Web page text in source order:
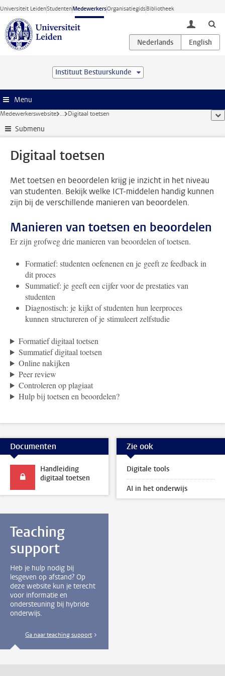
Ga direct naar de inhoud
Universiteit LeidenStudentenMedewerkersOrganisatiegidsBibliotheek
toggle
Instituut Bestuurskunde
Menu
Medewerkerswebsite ... Digitaal toetsen
Submenu
Digitaal toetsen
Met toetsen en beoordelen krijg je inzicht in het niveau
van studenten. Bekijk welke ICT-middelen handig kunnen
zijn bij de verschillende manieren van beoordelen.
Manieren van toetsen en beoordelen
Er zijn grofweg drie manieren van beoordelen of toetsen.
Formatief: studenten oefenenen en je geeft ze feedback in
dit proces
Summatief: je geeft een cijfer voor de prestaties van
studenten
Diagnostisch: je kijkt of studenten hun leerproces
kunnen structureren of je stimuleert zelfstudie
Formatief digitaal toetsen
Summatief digitaal toetsen
Online nakijken
Peer review
Controleren op plagiaat
Hulp bij toetsen en beoordelen?
Documenten
Handleiding
digitaal toetsen
Zie ook
Digitale tools
AI in het onderwijs
Teaching
support
Heb je hulp nodig bij
lesgeven op afstand? Op
deze website kun je terecht
voor informatie en
ondersteuning bij hybride
onderwijs.
Ga naar teaching support